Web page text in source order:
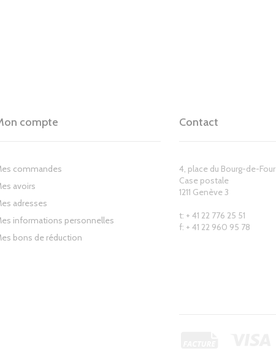
compte
commandes
avoirs
adresses
informations personnelles
bons de réduction
Contact
4, place du Bourg-de-Four
Case postale
1211 Genève 3
t: + 41 22 776 25 51
f: + 41 22 960 95 78